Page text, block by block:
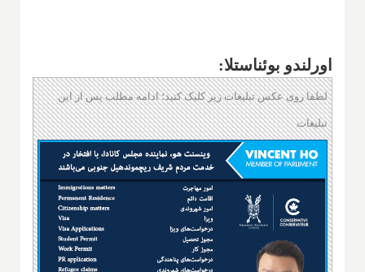
اورلندو بوئناستلا:
لطفا روی عکس تبلیغات زیر کلیک کنید؛ ادامه مطلب پس از این
تبلیغات